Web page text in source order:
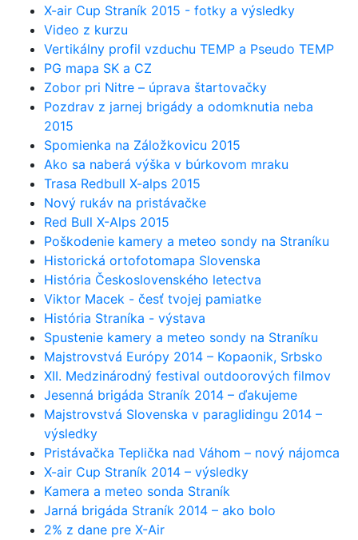
X-air Cup Straník 2015 - fotky a výsledky
Video z kurzu
Vertikálny profil vzduchu TEMP a Pseudo TEMP
PG mapa SK a CZ
Zobor pri Nitre – úprava štartovačky
Pozdrav z jarnej brigády a odomknutia neba
2015
Spomienka na Záložkovicu 2015
Ako sa naberá výška v búrkovom mraku
Trasa Redbull X-alps 2015
Nový rukáv na pristávačke
Red Bull X-Alps 2015
Poškodenie kamery a meteo sondy na Straníku
Historická ortofotomapa Slovenska
História Československého letectva
Viktor Macek - česť tvojej pamiatke
História Straníka - výstava
Spustenie kamery a meteo sondy na Straníku
Majstrovstvá Európy 2014 – Kopaonik, Srbsko
XII. Medzinárodný festival outdoorových filmov
Jesenná brigáda Straník 2014 – ďakujeme
Majstrovstvá Slovenska v paraglidingu 2014 –
výsledky
Pristávačka Teplička nad Váhom – nový nájomca
X-air Cup Straník 2014 – výsledky
Kamera a meteo sonda Straník
Jarná brigáda Straník 2014 – ako bolo
2% z dane pre X-Air